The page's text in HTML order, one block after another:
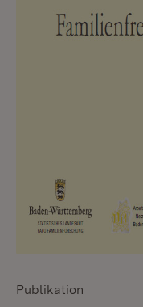
Publikation